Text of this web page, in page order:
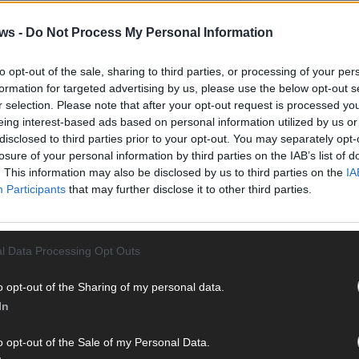
- Do Not Process My Personal Information
opt-out of the sale, sharing to third parties, or processing of your
for targeted advertising by us, please use the below opt-out
selection. Please note that after your opt-out request is processed
interest-based ads based on personal information utilized by us
to third parties prior to your opt-out. You may separately
of your personal information by third parties on the IAB’s list of
This information may also be disclosed by us to third parties on the
Participants that may further disclose it to other third parties.
Data Processing Opt Outs
opt-out of the Sharing of my personal data.
opt-out of the Sale of my Personal Data.
und wirkt sich positiv auf das Raumklima aus.
insbesondere in den Wintermonaten wichtig für
an Bedeutung: Fenster, die sich je nach Temperatur
können Komfort und Energieeffizienz zusätzlich
Fensterflächen
es sich, größer zu denken. Mit vergleichsweise wenig
erweitern – etwa durch bodentiefe Elemente,
sich zu kleinen Balkonen ausklappen lassen. Auch die
auf beiden Dachseiten ermöglichen eine bessere
Tagesverlauf im Raum direkt erlebbar.